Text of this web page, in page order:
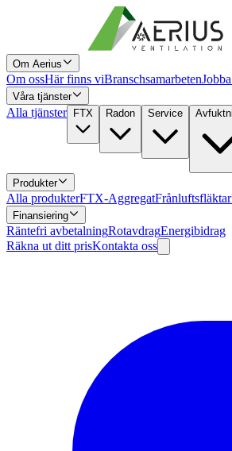
Om Aerius
Om ossHär finns viBranschsamarbeten
Våra tjänster
Alla tjänster FTX Radon Service
Produkter
Alla produkterFTX-AggregatFrånluftsfläktar
Finansiering
Räntefri avbetalningRotavdragEnergibidrag
Räkna ut ditt prisKontakta oss